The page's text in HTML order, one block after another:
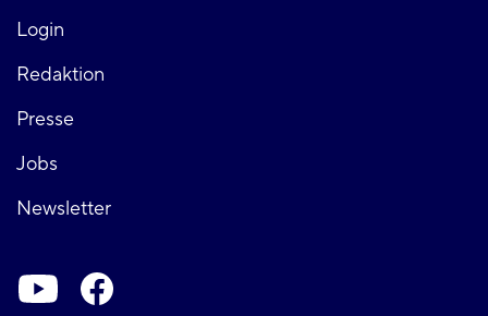
Login
Fußzeile
rechts
Redaktion
Presse
Jobs
Newsletter
Soziale-